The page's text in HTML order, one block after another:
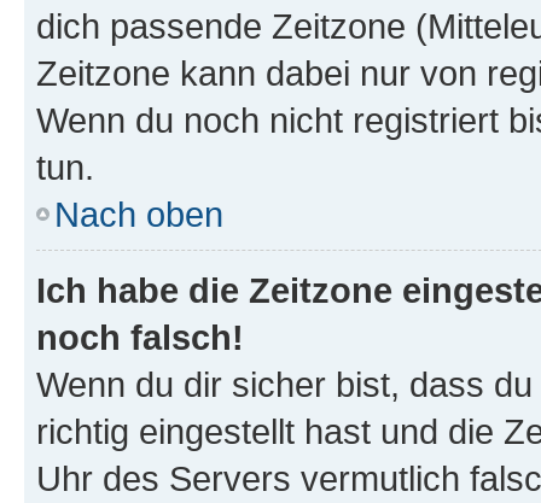
dich passende Zeitzone
Zeitzone kann dabei nur von
Wenn du noch nicht registriert
tun.
Nach oben
Ich habe die Zeitzone
noch falsch!
Wenn du dir sicher bist, dass
richtig eingestellt hast und die
Uhr des Servers vermutlich